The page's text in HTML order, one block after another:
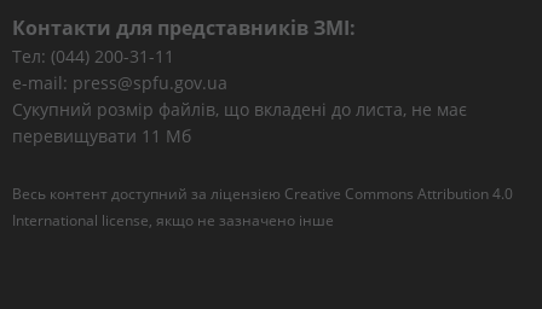
Контакти для представників ЗМІ:
Тел: (044) 200-31-11
e-mail: press@spfu.gov.ua
Сукупний розмір файлів, що вкладені до листа, не має
перевищувати 11 Мб
Весь контент доступний за ліцензією Creative Commons Attribution 4.0
International license, якщо не зазначено інше